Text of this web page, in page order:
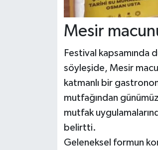
Mesir
Festival kapsamında
söyleşide, Mesir
katmanlı bir
mutfağından
mutfak
belirtti.
Geleneksel formun